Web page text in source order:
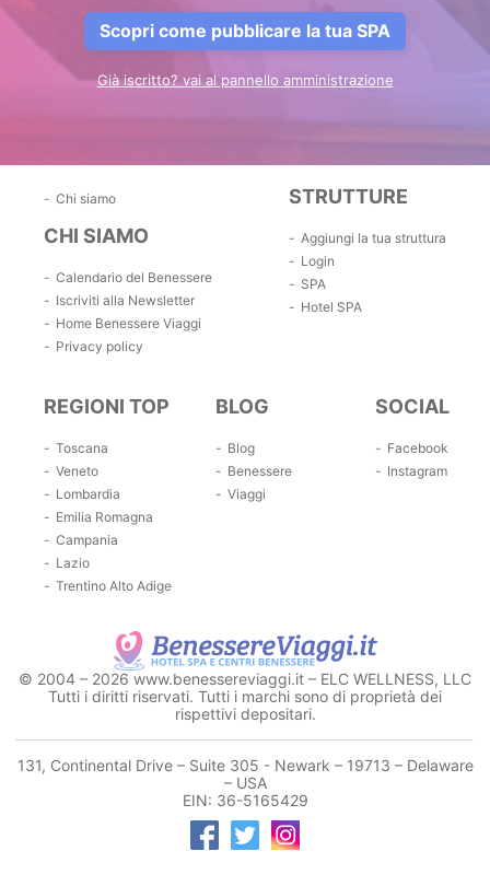
Scopri come pubblicare la tua SPA
Già iscritto? vai al pannello amministrazione
Chi siamo
CHI SIAMO
Calendario del Benessere
Iscriviti alla Newsletter
Home Benessere Viaggi
Privacy policy
STRUTTURE
Aggiungi la tua struttura
Login
SPA
Hotel SPA
REGIONI TOP
Toscana
Veneto
Lombardia
Emilia Romagna
Campania
Lazio
Trentino Alto Adige
BLOG
Blog
Benessere
Viaggi
SOCIAL
Facebook
Instagram
© 2004 – 2026 www.benessereviaggi.it – ELC WELLNESS, LLC
Tutti i diritti riservati. Tutti i marchi sono di proprietà dei
rispettivi depositari.
131, Continental Drive – Suite 305 - Newark – 19713 – Delaware
– USA
EIN: 36-5165429